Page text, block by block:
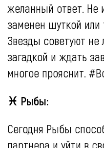
желанный ответ. Не
заменен шуткой
Звезды советуют не
загадкой и ждать
многое прояснит.
♓ Рыбы:
Сегодня Рыбы
партнера и уйти в